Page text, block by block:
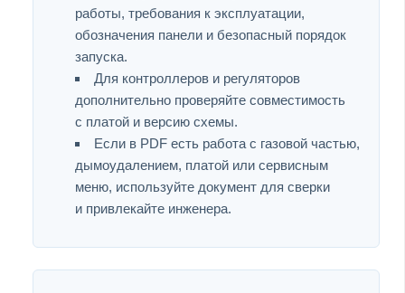
работы, требования к эксплуатации,
обозначения панели и безопасный порядок
запуска.
Для контроллеров и регуляторов
дополнительно проверяйте совместимость
с платой и версию схемы.
Если в PDF есть работа с газовой частью,
дымоудалением, платой или сервисным
меню, используйте документ для сверки
и привлекайте инженера.